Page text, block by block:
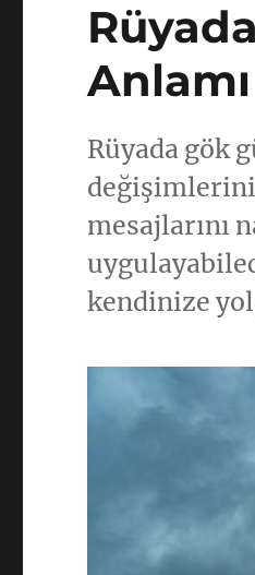
Rüyada gök
değişimlerini
mesajlarını
kendinize yol